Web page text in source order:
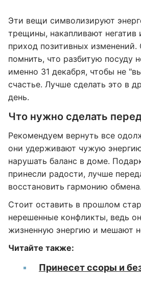
Эти вещи символизируют
трещины, накапливают негатив
приход позитивных
помнить, что разбитую посуду
именно 31 декабря, чтобы не
счастье. Лучше сделать это в
день.
Что нужно сделать
Рекомендуем вернуть все
они удерживают чужую
нарушать баланс в доме.
принесли радости, лучше
восстановить гармонию обмена.
Стоит оставить в прошлом
нерешенные конфликты, ведь
жизненную энергию и мешают
Читайте также:
Принесет ссоры и